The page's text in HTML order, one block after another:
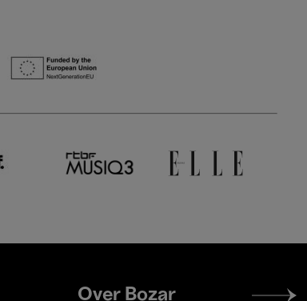
Footer
Over Bozar